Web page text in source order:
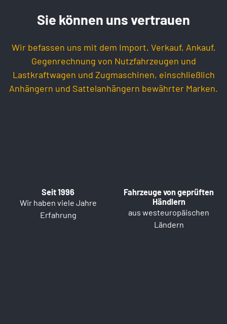
Sie können uns vertrauen
Wir befassen uns mit dem Import, Verkauf, Ankauf,
Gegenrechnung von Nutzfahrzeugen und
Lastkraftwagen und Zugmaschinen, einschließlich
Anhängern und Sattelanhängern bewährter Marken.
Seit 1996
Wir haben viele Jahre
Erfahrung
Fahrzeuge von geprüften
Händlern
aus westeuropäischen
Ländern